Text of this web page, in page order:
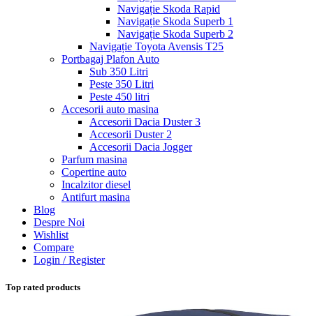
Navigație Skoda Rapid
Navigație Skoda Superb 1
Navigație Skoda Superb 2
Navigație Toyota Avensis T25
Portbagaj Plafon Auto
Sub 350 Litri
Peste 350 Litri
Peste 450 litri
Accesorii auto masina
Accesorii Dacia Duster 3
Accesorii Duster 2
Accesorii Dacia Jogger
Parfum masina
Copertine auto
Incalzitor diesel
Antifurt masina
Blog
Despre Noi
Wishlist
Compare
Login / Register
Top rated products